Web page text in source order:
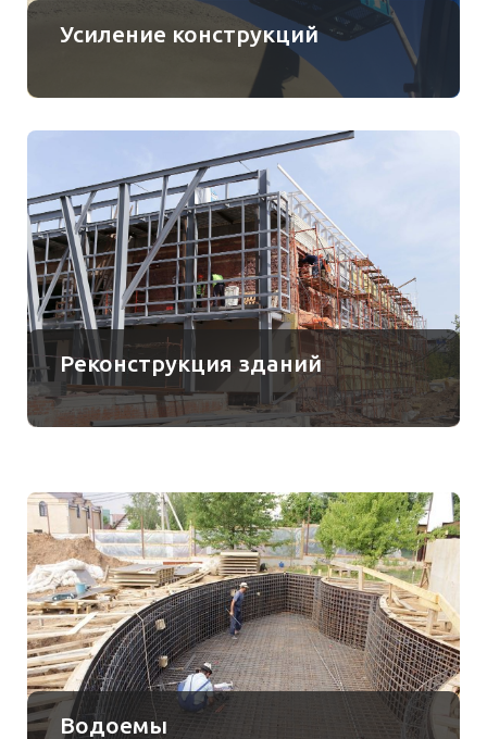
Усиление конструкций
Реконструкция зданий
Водоемы